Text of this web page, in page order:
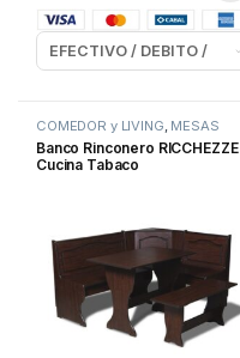
COMEDOR y LIVING, MESAS
Banco Rinconero RICCHEZZE
Cucina Tabaco